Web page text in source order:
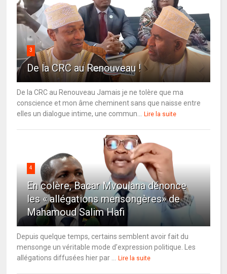
3
De la CRC au Renouveau !
De la CRC au Renouveau Jamais je ne tolère que ma
conscience et mon âme cheminent sans que naisse entre
elles un dialogue intime, une commun...
Lire la suite
4
En colère, Bacar Mvoulana dénonce
les « allégations mensongères» de
Mahamoud Salim Hafi
Depuis quelque temps, certains semblent avoir fait du
mensonge un véritable mode d’expression politique. Les
allégations diffusées hier par ...
Lire la suite